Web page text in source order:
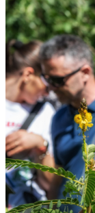
Blog
Menu